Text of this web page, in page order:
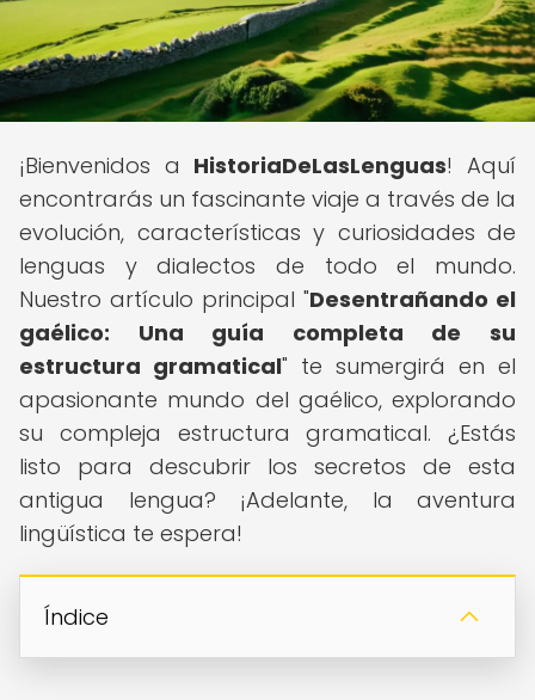
¡Bienvenidos a HistoriaDeLasLenguas! Aquí
encontrarás un fascinante viaje a través de la
evolución, características y curiosidades de
lenguas y dialectos de todo el mundo.
Nuestro artículo principal "Desentrañando el
gaélico: Una guía completa de su
estructura gramatical" te sumergirá en el
apasionante mundo del gaélico, explorando
su compleja estructura gramatical. ¿Estás
listo para descubrir los secretos de esta
antigua lengua? ¡Adelante, la aventura
lingüística te espera!
Índice